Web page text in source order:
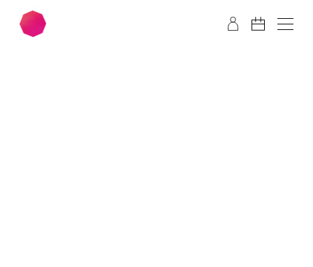
Zum Hauptinhalt springen Zum Footer springen